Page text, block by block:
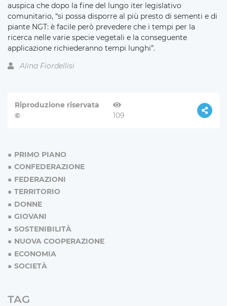
auspica che dopo la fine del lungo iter legislativo
comunitario, “si possa disporre al più presto di sementi e di
piante NGT: è facile però prevedere che i tempi per la
ricerca nelle varie specie vegetali e la conseguente
applicazione richiederanno tempi lunghi”.
Alina Fiordellisi
Riproduzione riservata
©
109
PRIMO PIANO
CONFEDERAZIONE
FEDERAZIONI
TERRITORIO
DONNE
GIOVANI
SOSTENIBILITÀ
NUOVA COOPERAZIONE
ECONOMIA
SOCIETÀ
TAG